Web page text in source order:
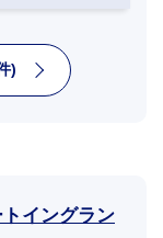
)
イングラン